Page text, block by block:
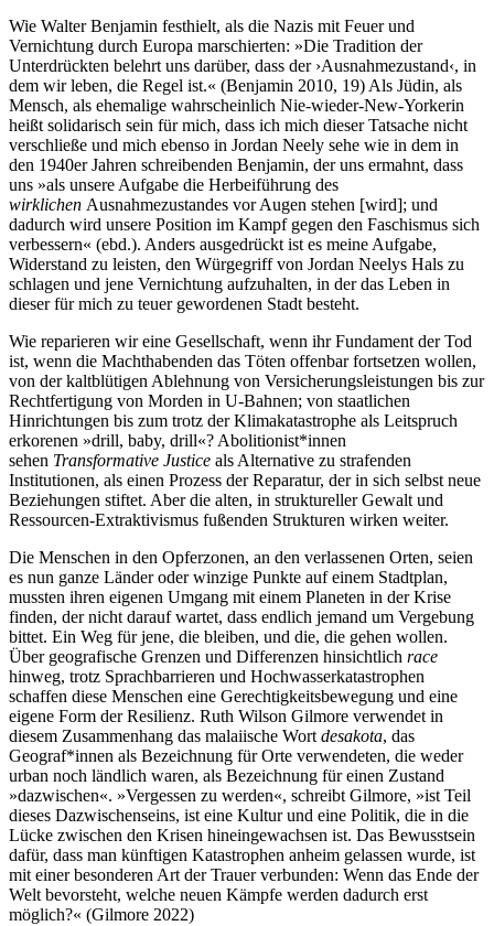
Wie Walter Benjamin festhielt, als die Nazis mit Feuer und
Vernichtung durch Europa marschierten: »Die Tradition der
Unterdrückten belehrt uns darüber, dass der ›Ausnahmezustand‹, in
dem wir leben, die Regel ist.« (Benjamin 2010, 19) Als Jüdin, als
Mensch, als ehemalige wahrscheinlich Nie-wieder-New-Yorkerin
heißt solidarisch sein für mich, dass ich mich dieser Tatsache nicht
verschließe und mich ebenso in Jordan Neely sehe wie in dem in
den 1940er Jahren schreibenden Benjamin, der uns ermahnt, dass
uns »als unsere Aufgabe die Herbeiführung des
wirklichen Ausnahmezustandes vor Augen stehen [wird]; und
dadurch wird unsere Position im Kampf gegen den Faschismus sich
verbessern« (ebd.). Anders ausgedrückt ist es meine Aufgabe,
Widerstand zu leisten, den Würgegriff von Jordan Neelys Hals zu
schlagen und jene Vernichtung aufzuhalten, in der das Leben in
dieser für mich zu teuer gewordenen Stadt besteht.
Wie reparieren wir eine Gesellschaft, wenn ihr Fundament der Tod
ist, wenn die Machthabenden das Töten offenbar fortsetzen wollen,
von der kaltblütigen Ablehnung von Versicherungsleistungen bis zur
Rechtfertigung von Morden in U-Bahnen; von staatlichen
Hinrichtungen bis zum trotz der Klimakatastrophe als Leitspruch
erkorenen »drill, baby, drill«? Abolitionist*innen
sehen Transformative Justice als Alternative zu strafenden
Institutionen, als einen Prozess der Reparatur, der in sich selbst neue
Beziehungen stiftet. Aber die alten, in struktureller Gewalt und
Ressourcen-Extraktivismus fußenden Strukturen wirken weiter.
Die Menschen in den Opferzonen, an den verlassenen Orten, seien
es nun ganze Länder oder winzige Punkte auf einem Stadtplan,
mussten ihren eigenen Umgang mit einem Planeten in der Krise
finden, der nicht darauf wartet, dass endlich jemand um Vergebung
bittet. Ein Weg für jene, die bleiben, und die, die gehen wollen.
Über geografische Grenzen und Differenzen hinsichtlich race
hinweg, trotz Sprachbarrieren und Hochwasserkatastrophen
schaffen diese Menschen eine Gerechtigkeitsbewegung und eine
eigene Form der Resilienz. Ruth Wilson Gilmore verwendet in
diesem Zusammenhang das malaiische Wort desakota, das
Geograf*innen als Bezeichnung für Orte verwendeten, die weder
urban noch ländlich waren, als Bezeichnung für einen Zustand
»dazwischen«. »Vergessen zu werden«, schreibt Gilmore, »ist Teil
dieses Dazwischenseins, ist eine Kultur und eine Politik, die in die
Lücke zwischen den Krisen hineingewachsen ist. Das Bewusstsein
dafür, dass man künftigen Katastrophen anheim gelassen wurde, ist
mit einer besonderen Art der Trauer verbunden: Wenn das Ende der
Welt bevorsteht, welche neuen Kämpfe werden dadurch erst
möglich?« (Gilmore 2022)